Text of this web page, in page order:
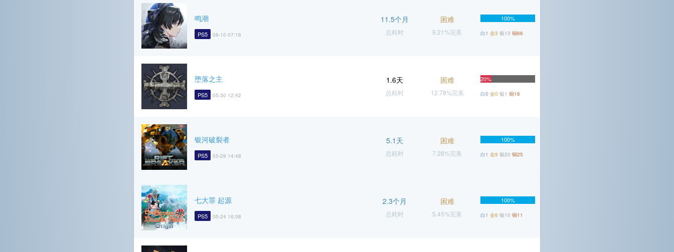
鸣潮
PS5 06-10 07:16
11.5个月
总耗时
困难
9.21%完美
100%
白1 金3 银13 铜66
堕落之主
PS5 05-30 12:42
1.6天
总耗时
困难
12.78%完美
20%
白0 金0 银1 铜16
银河破裂者
PS5 05-29 14:48
5.1天
总耗时
困难
7.28%完美
100%
白1 金9 银20 铜25
七大罪 起源
PS5 05-24 16:08
2.3个月
总耗时
困难
5.45%完美
100%
白1 金6 银10 铜11